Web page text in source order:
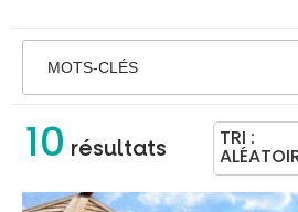
MOTS-CLÉS
10 résultats TRI :